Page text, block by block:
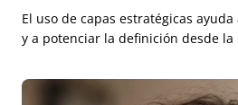
El uso de capas estratégicas ayuda
y a potenciar la definición desde